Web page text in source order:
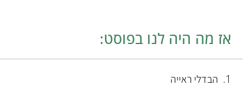
אז מה היה לנו בפוסט:
הבדלי ראייה